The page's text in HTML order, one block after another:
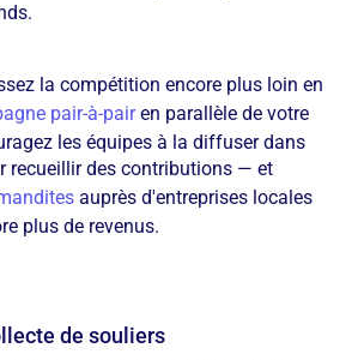
la compétition encore plus loin en
pair-à-pairen parallèle de votre
les équipes à la diffuser dans
recueillir des contributions — et
auprès d'entreprises locales
plus de revenus.
de souliers